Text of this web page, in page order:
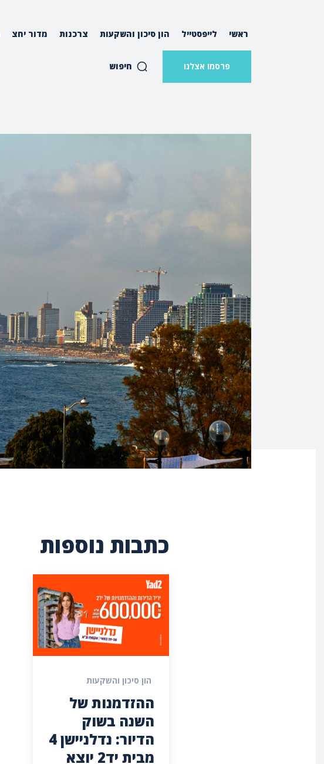
ראשי לייפסטייל הון סיכון והשקעות צרכנות מדור יחצ
חיפוש פרסמו אצלנו
כתבות נוספות
הון סיכון והשקעות
ההזדמנות של
השנה בשוק
הדיור: נדלניישן 4
מבית יד2 יוצא